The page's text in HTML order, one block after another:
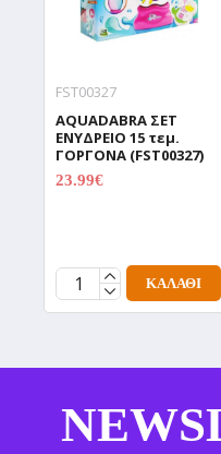
FST00327
AQUADABRA ΣΕΤ
ΕΝΥΔΡΕΙΟ 15 τεμ.
ΓΟΡΓΟΝΑ (FST00327)
23.99€
ΚΑΛΆΘΙ